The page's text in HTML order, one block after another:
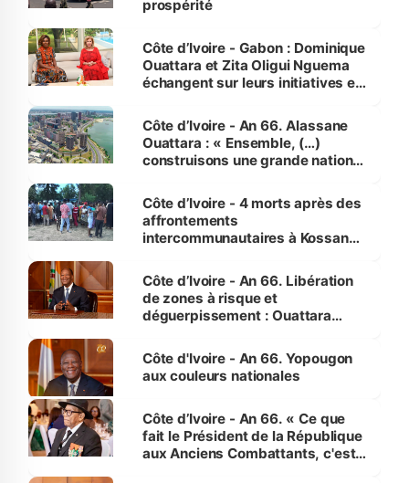
prospérité
Côte d’Ivoire - Gabon : Dominique
Ouattara et Zita Oligui Nguema
échangent sur leurs initiatives en
enfants
Côte d’Ivoire - An 66. Alassane
Ouattara : « Ensemble, (…)
construisons une grande nation
générations futures »
Côte d’Ivoire - 4 morts après des
affrontements
intercommunautaires à Kossandji
milieu des sinistrés
Côte d’Ivoire - An 66. Libération
de zones à risque et
déguerpissement : Ouattara
l'Etat de droit pour préserver les
vies humaines »
Côte d'Ivoire - An 66. Yopougon
aux couleurs nationales
Côte d’Ivoire - An 66. « Ce que
fait le Président de la République
aux Anciens Combattants, c'est